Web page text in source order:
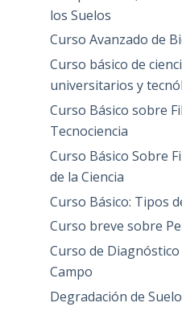
los Suelos
Curso Avanzado de
Curso básico de
universitarios y
Curso Básico sobre
Tecnociencia
Curso Básico Sobre
de la Ciencia
Curso Básico: Tipos
Curso breve sobre
Curso de
Campo
Degradación de